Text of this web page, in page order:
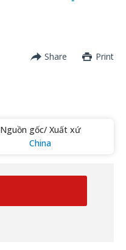
Share Print
Nguồn gốc/ Xuất xứ
China